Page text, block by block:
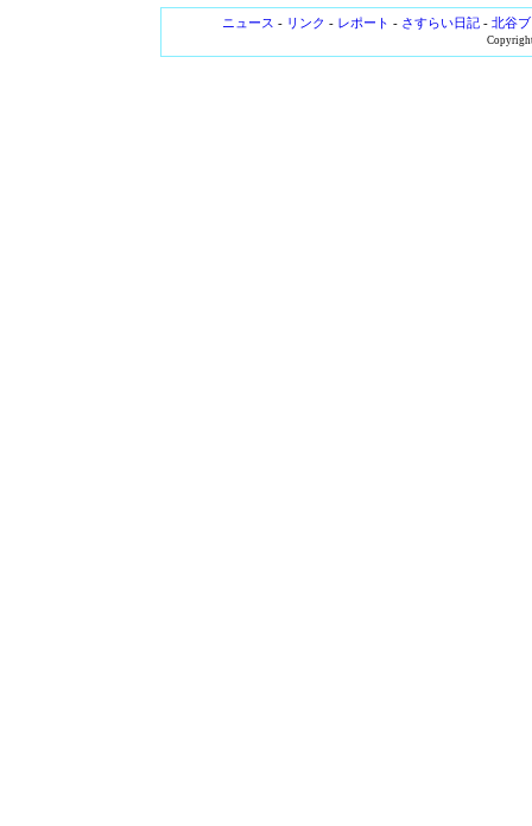
ニュース - リンク - レポート - さすらい日記- 北谷